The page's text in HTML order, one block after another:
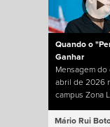
Quando o
Ganhar
Mensagem do
abril de 2026
campus Zona
Mário Rui